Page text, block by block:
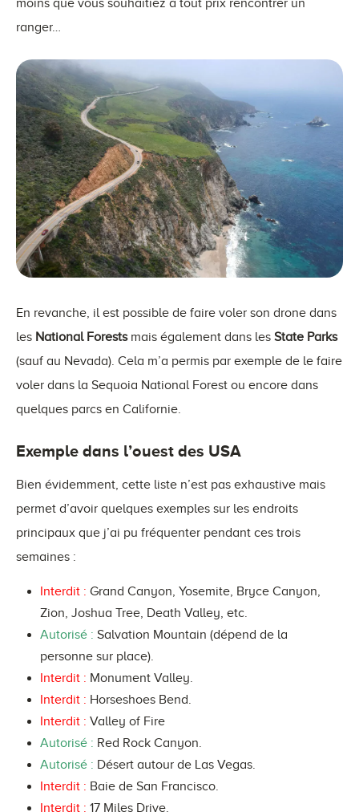
moins que vous souhaitiez à tout prix rencontrer un
ranger…
En revanche, il est possible de faire voler son drone dans
les National Forestsmais également dans les State Parks
(sauf au Nevada). Cela m’a permis par exemple de le faire
voler dans la Sequoia National Forest ou encore dans
quelques parcs en Californie.
Exemple dans l’ouest des USA
Bien évidemment, cette liste n’est pas exhaustive mais
permet d’avoir quelques exemples sur les endroits
principaux que j’ai pu fréquenter pendant ces trois
semaines :
Interdit : Grand Canyon, Yosemite, Bryce Canyon,
Zion, Joshua Tree, Death Valley, etc.
Autorisé : Salvation Mountain (dépend de la
personne sur place).
Interdit : Monument Valley.
Interdit : Horseshoes Bend.
Interdit : Valley of Fire
Autorisé : Red Rock Canyon.
Autorisé : Désert autour de Las Vegas.
Interdit : Baie de San Francisco.
Interdit : 17 Miles Drive.